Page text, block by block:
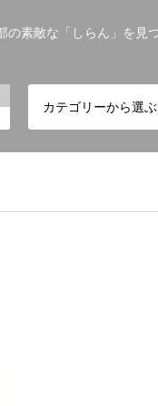
の素敵な「しらん」を見
カテゴリーから選ぶ